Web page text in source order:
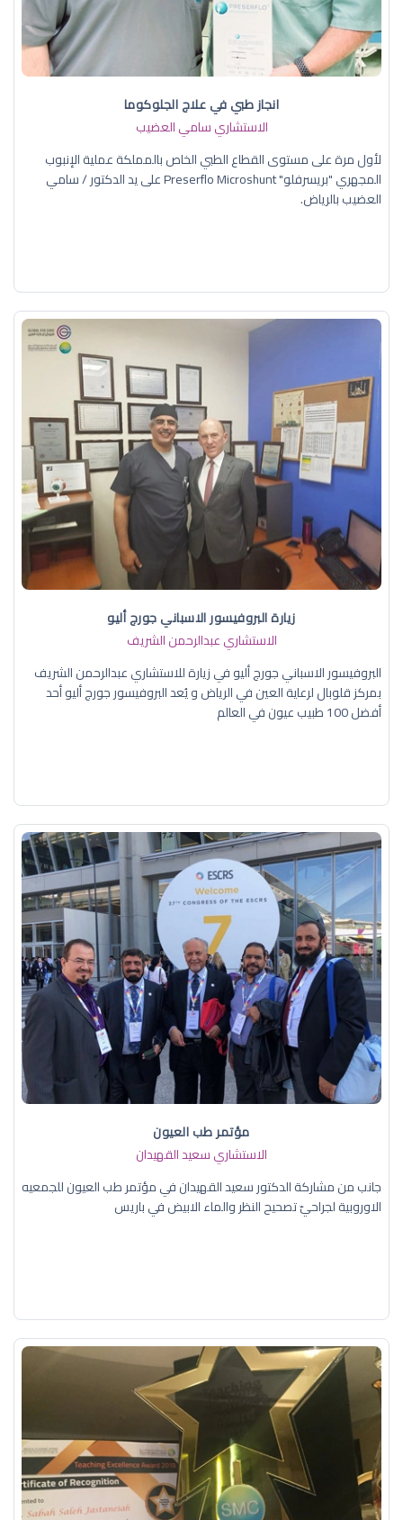
انجاز طبي في علاج الجلوكوما
الاستشاري سامي العضيب
لأول مرة على مستوى القطاع الطبي الخاص بالمملكة عملية الإنبوب
المجهري "بريسرفلو" Preserflo Microshunt على يد الدكتور / سامي
العضيب بالرياض.
زيارة البروفيسور الاسباني جورج أليو
الاستشاري عبدالرحمن الشريف
البروفيسور الاسباني جورج أليو في زيارة للاستشاري عبدالرحمن الشريف
بمركز قلوبال لرعاية العين في الرياض و يُعد البروفيسور جورج أليو أحد
أفضل 100 طبيب عيون في العالم
مؤتمر طب العيون
الاستشاري سعيد القهيدان
جانب من مشاركة الدكتور سعيد القهيدان في مؤتمر طب العيون للجمعيه
الاوروبية لجراحيّ تصحيح النظر والماء الابيض في باريس